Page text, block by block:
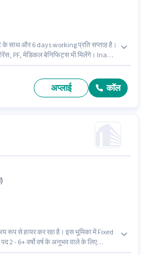
साथ और 6 days working प्रति सप्ताह है।
PF, मेडिकल बेनिफिट्स भी मिलेंगे। Ina
ऑपरेशंस होना अनिवार्य है।
अप्लाई कॉल
रूप से हायर कर रहा है। इस भूमिका में Fixed
2 - 6+ वर्षो वर्ष के अनुभव वाले के लिए